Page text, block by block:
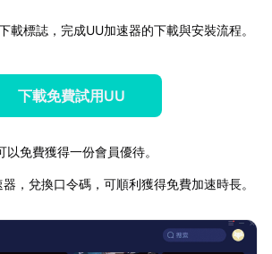
載標誌，完成UU加速器的下載與安裝流程。
下載免費試用UU
免費獲得一份會員優待。
，兌換口令碼，可順利獲得免費加速時長。